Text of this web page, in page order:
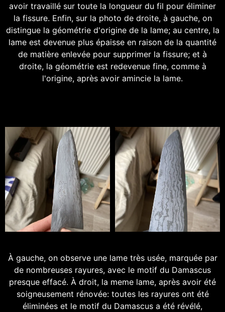
avoir travaillé sur toute la longueur du fil pour éliminer
la fissure. Enfin, sur la photo de droite, à gauche, on
distingue la géométrie d'origine de la lame; au centre, la
lame est devenue plus épaisse en raison de la quantité
de matière enlevée pour supprimer la fissure; et à
droite, la géométrie est redevenue fine, comme à
l'origine, après avoir amincie la lame.
À gauche, on observe une lame très usée, marquée par
de nombreuses rayures, avec le motif du Damascus
presque effacé. À droit, la meme lame, après avoir été
soigneusement rénovée: toutes les rayures ont été
éliminées et le motif du Damascus a été révélé,